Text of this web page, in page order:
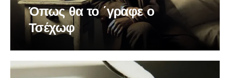
Όπως θα το ΄γραφε ο
Τσέχωφ